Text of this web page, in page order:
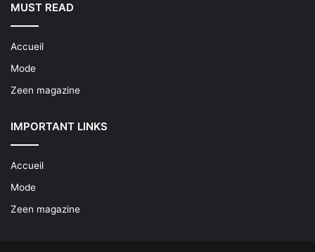
MUST READ
Accueil
Mode
Zeen magazine
IMPORTANT LINKS
Accueil
Mode
Zeen magazine